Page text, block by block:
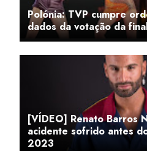
Polónia: TVP cumpre
dados da votação da
[VÍDEO] Renato Barros
acidente sofrido antes
2023